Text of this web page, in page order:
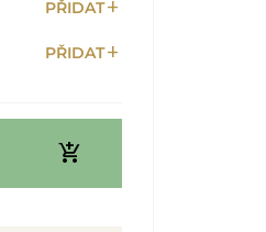
PŘIDATadd
PŘIDATadd
add_shopping_cart